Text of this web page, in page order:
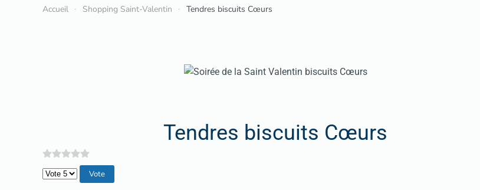
Accueil Shopping Saint-Valentin Tendres biscuits Cœurs
Tendres biscuits Cœurs
Veuillez voter